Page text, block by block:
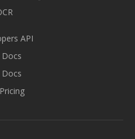
API
Docs
Docs